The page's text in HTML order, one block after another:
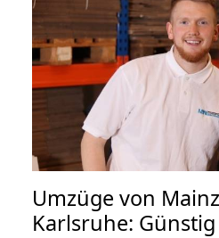
Umzüge von
Karlsruhe: